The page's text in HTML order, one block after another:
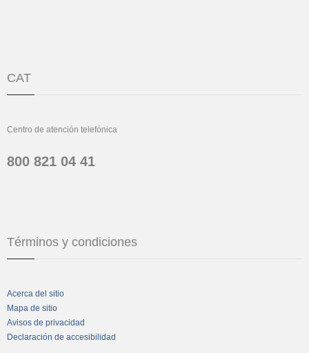
CAT
Centro de atención telefónica
800 821 04 41
Términos y condiciones
Acerca del sitio
Mapa de sitio
Avisos de privacidad
Declaración de accesibilidad